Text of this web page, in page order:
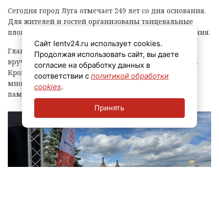
Сегодня город Луга отмечает 249 лет со дня основания.
Для жителей и гостей организованы танцевальные
площадки, выступления духовых оркестров и угощения.
Главным событием праздника стала церемония
вручения знака «Почетный гражданин города Луга».
Кроме того, региональные власти отметили
многодетные семьи муниципалитета, вручив им
памятные награды и благодарственные письма.
Сайт lentv24.ru использует cookies.
Продолжая использовать сайт, вы даете
согласие на обработку данных в
соответствии с политикой обработки
cookies.
Принять